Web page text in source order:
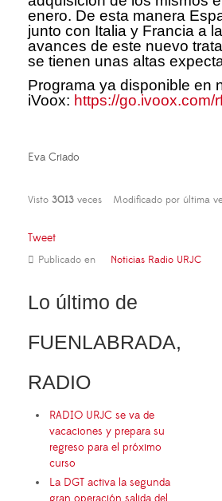
enero. De esta manera
junto con Italia y Francia a
avances de este nuevo
se tienen unas altas
Programa ya disponible en
iVoox: https://go.ivoox.com/
Eva Criado
Visto 3013 veces Modificado por última
Tweet
Publicado en Noticias Radio URJC
Lo último de
FUENLABRADA,
RADIO
RADIO URJC se va de
vacaciones y prepara su
regreso para el próximo
curso
La DGT activa la segunda